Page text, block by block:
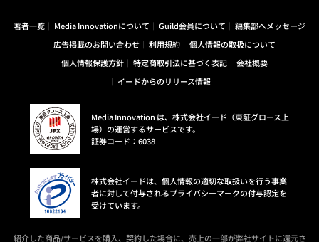
著者一覧 Media Innovationについて Guild会員について
編集部へメッセージ
広告掲載のお問い合わせ
利用規約
個人情報の取扱について
個人情報保護方針
特定商取引法に基づく表記
会社概要
イードからのリリース情報
Media Innovation は、株式会社イード（東証グロース上
場）の運営するサービスです。
証券コード：6038
株式会社イードは、個人情報の適切な取扱いを行う事業
者に対して付与されるプライバシーマークの付与認定を
受けています。
紹介した商品/サービスを購入、契約した場合に、売上の一部が弊社サイトに還元さ